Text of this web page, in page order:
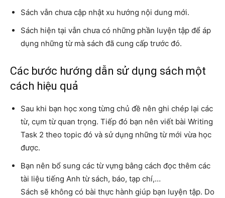
Sách vẫn chưa cập nhật xu hướng nội dung mới.
Sách hiện tại vẫn chưa có những phần luyện tập để áp
dụng những từ mà sách đã cung cấp trước đó.
Các bước hướng dẫn sử dụng sách một
cách hiệu quả
Sau khi bạn học xong từng chủ đề nên ghi chép lại các
từ, cụm từ quan trọng. Tiếp đó bạn nên viết bài Writing
Task 2 theo topic đó và sử dụng những từ mới vừa học
được.
Bạn nên bổ sung các từ vựng bằng cách đọc thêm các
tài liệu tiếng Anh từ sách, báo, tạp chí,…
Sách sẽ không có bài thực hành giúp bạn luyện tập. Do